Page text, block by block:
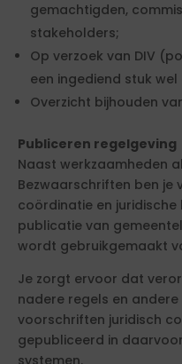
gemachtigden,
stakeholders;
Op verzoek van DIV
een ingediend stuk
Overzicht bijhouden
Publiceren regelgeving
Naast werkzaamheden
Bezwaarschriften ben je
coördinatie en
publicatie van
wordt gebruikgemaakt
Je zorgt ervoor dat
nadere regels en
voorschriften juridisch
gepubliceerd in
systemen.